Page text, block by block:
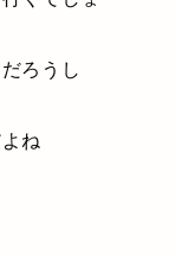
ろうし
ね